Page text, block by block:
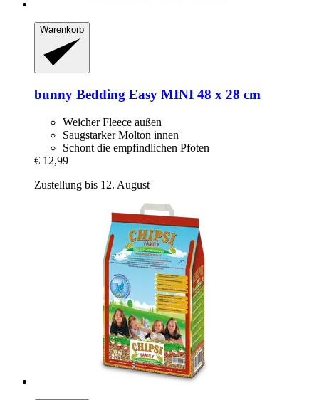
Warenkorb
bunny Bedding Easy MINI 48 x 28 cm
Weicher Fleece außen
Saugstarker Molton innen
Schont die empfindlichen Pfoten
€ 12,99
Zustellung bis 12. August